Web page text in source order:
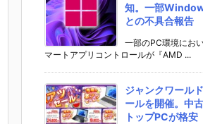
知。一部
との不具合報告
一部のPC環境にお
マートアプリコントロールが『AMD ...
ジャンクワール
ールを開催。中
トップPCが格安